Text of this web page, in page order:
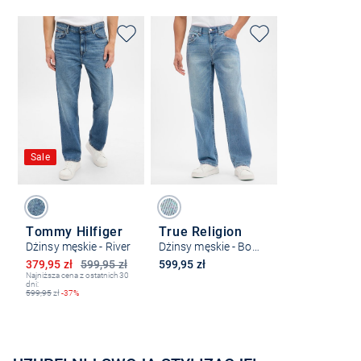
Sale
Tommy Hilfiger
Dżinsy męskie - River
599,95 zł
Obniżona cena
379,95 zł
Najniższa cena z ostatnich 30
dni:
599,95zł-37%
True Religion
599,95 zł